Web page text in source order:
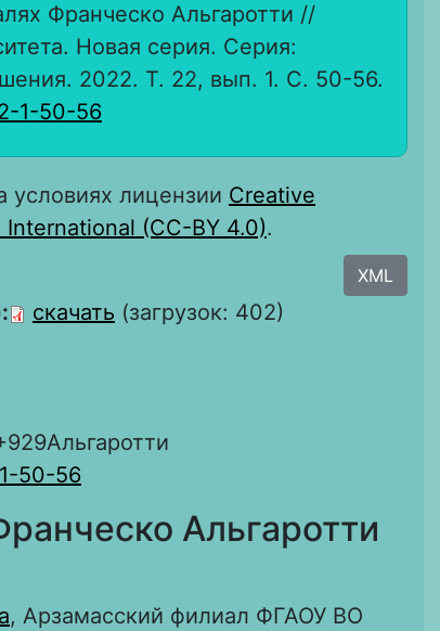
Франческо Альгаротти //
Новая серия. Серия:
2022. Т. 22, вып. 1. С. 50-56.
1-50-56
условиях лицензии Creative
(CC-BY 4.0).
XML
скачать (загрузок: 402)
50-56
Альгаротти
, Арзамасский филиал ФГАОУ ВО